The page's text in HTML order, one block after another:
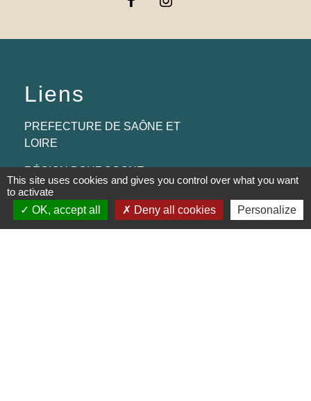
Liens
PREFECTURE DE SAÔNE ET
LOIRE
RÉGION BOURGOGNE-
FRANCHE-COMTE
CONSEIL DÉPARTEMENTAL DE
SAÔNE ET LOIRE
This site uses cookies and gives you control over what you want
to activate
OK, accept all
Deny all cookies Personalize